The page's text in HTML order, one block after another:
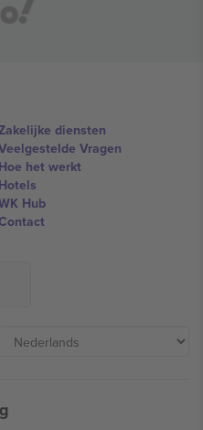
diensten
Vragen
Hoe het werkt
Hotels
Hub